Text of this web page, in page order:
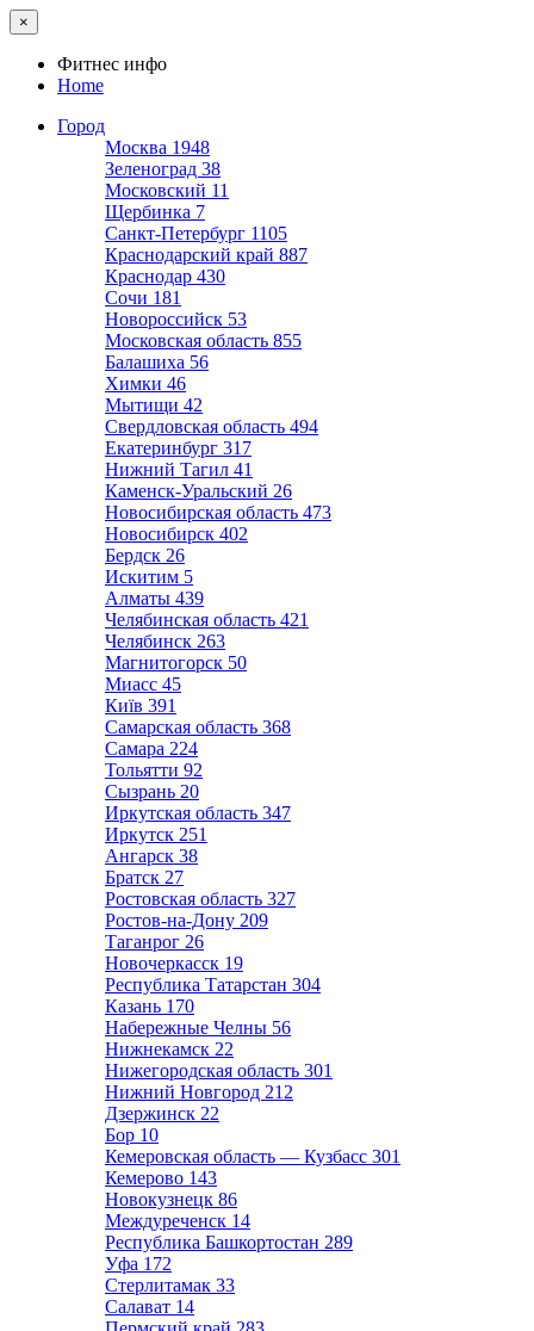
×
Фитнес инфо
Home
Город
Москва 1948
Зеленоград 38
Московский 11
Щербинка 7
Санкт-Петербург 1105
Краснодарский край 887
Краснодар 430
Сочи 181
Новороссийск 53
Московская область 855
Балашиха 56
Химки 46
Мытищи 42
Свердловская область 494
Екатеринбург 317
Нижний Тагил 41
Каменск-Уральский 26
Новосибирская область 473
Новосибирск 402
Бердск 26
Искитим 5
Алматы 439
Челябинская область 421
Челябинск 263
Магнитогорск 50
Миасс 45
Київ 391
Самарская область 368
Самара 224
Тольятти 92
Сызрань 20
Иркутская область 347
Иркутск 251
Ангарск 38
Братск 27
Ростовская область 327
Ростов-на-Дону 209
Таганрог 26
Новочеркасск 19
Республика Татарстан 304
Казань 170
Набережные Челны 56
Нижнекамск 22
Нижегородская область 301
Нижний Новгород 212
Дзержинск 22
Бор 10
Кемеровская область — Кузбасс 301
Кемерово 143
Новокузнецк 86
Междуреченск 14
Республика Башкортостан 289
Уфа 172
Стерлитамак 33
Салават 14